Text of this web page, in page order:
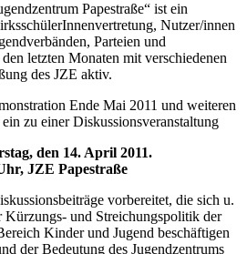
Papestraße“ ist ein
Nutzer/innen
Parteien und
letzten Monaten mit verschiedenen
des JZE aktiv.
Ende Mai 2011 und weiteren
zu einer Diskussionsveranstaltung
den 14. April 2011.
JZE Papestraße
vorbereitet, die sich u.
und Streichungspolitik der
Kinder und Jugend beschäftigen
der Bedeutung des Jugendzentrums